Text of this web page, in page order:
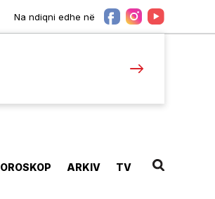
Na ndiqni edhe në
ARKIV TV